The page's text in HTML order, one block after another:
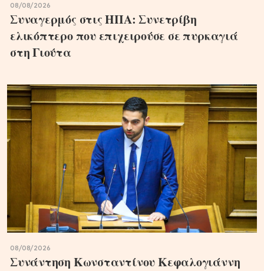
08/08/2026
Συναγερμός στις ΗΠΑ: Συνετρίβη
ελικόπτερο που επιχειρούσε σε πυρκαγιά
στη Γιούτα
08/08/2026
Συνάντηση Κωνσταντίνου Κεφαλογιάννη